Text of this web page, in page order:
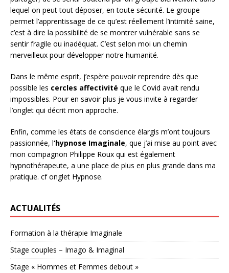
lequel on peut tout déposer, en toute sécurité. Le groupe
permet l’apprentissage de ce qu’est réellement l’intimité saine,
c’est à dire la possibilité de se montrer vulnérable sans se
sentir fragile ou inadéquat. C’est selon moi un chemin
merveilleux pour développer notre humanité.
Dans le même esprit, j’espère pouvoir reprendre dès que
possible les cercles affectivité que le Covid avait rendu
impossibles. Pour en savoir plus je vous invite à regarder
l’onglet qui décrit mon approche.
Enfin, comme les états de conscience élargis m’ont toujours
passionnée, l‘hypnose Imaginale, que j’ai mise au point avec
mon compagnon Philippe Roux qui est également
hypnothérapeute, a une place de plus en plus grande dans ma
pratique. cf onglet Hypnose.
ACTUALITÉS
Formation à la thérapie Imaginale
Stage couples – Imago & Imaginal
Stage « Hommes et Femmes debout »